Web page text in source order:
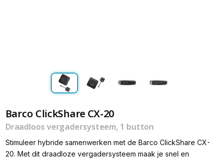
Barco ClickShare CX-20
Draadloos vergadersysteem, 1 button
Stimuleer hybride samenwerken met de Barco ClickShare CX-
20. Met dit draadloze vergadersysteem maak je snel en